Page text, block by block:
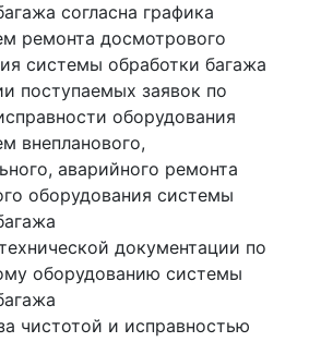
согласна графика
ремонта досмотрового
системы обработки багажа
поступаемых заявок по
оборудования
внепланового,
аварийного ремонта
оборудования системы
документации по
оборудованию системы
чистотой и исправностью